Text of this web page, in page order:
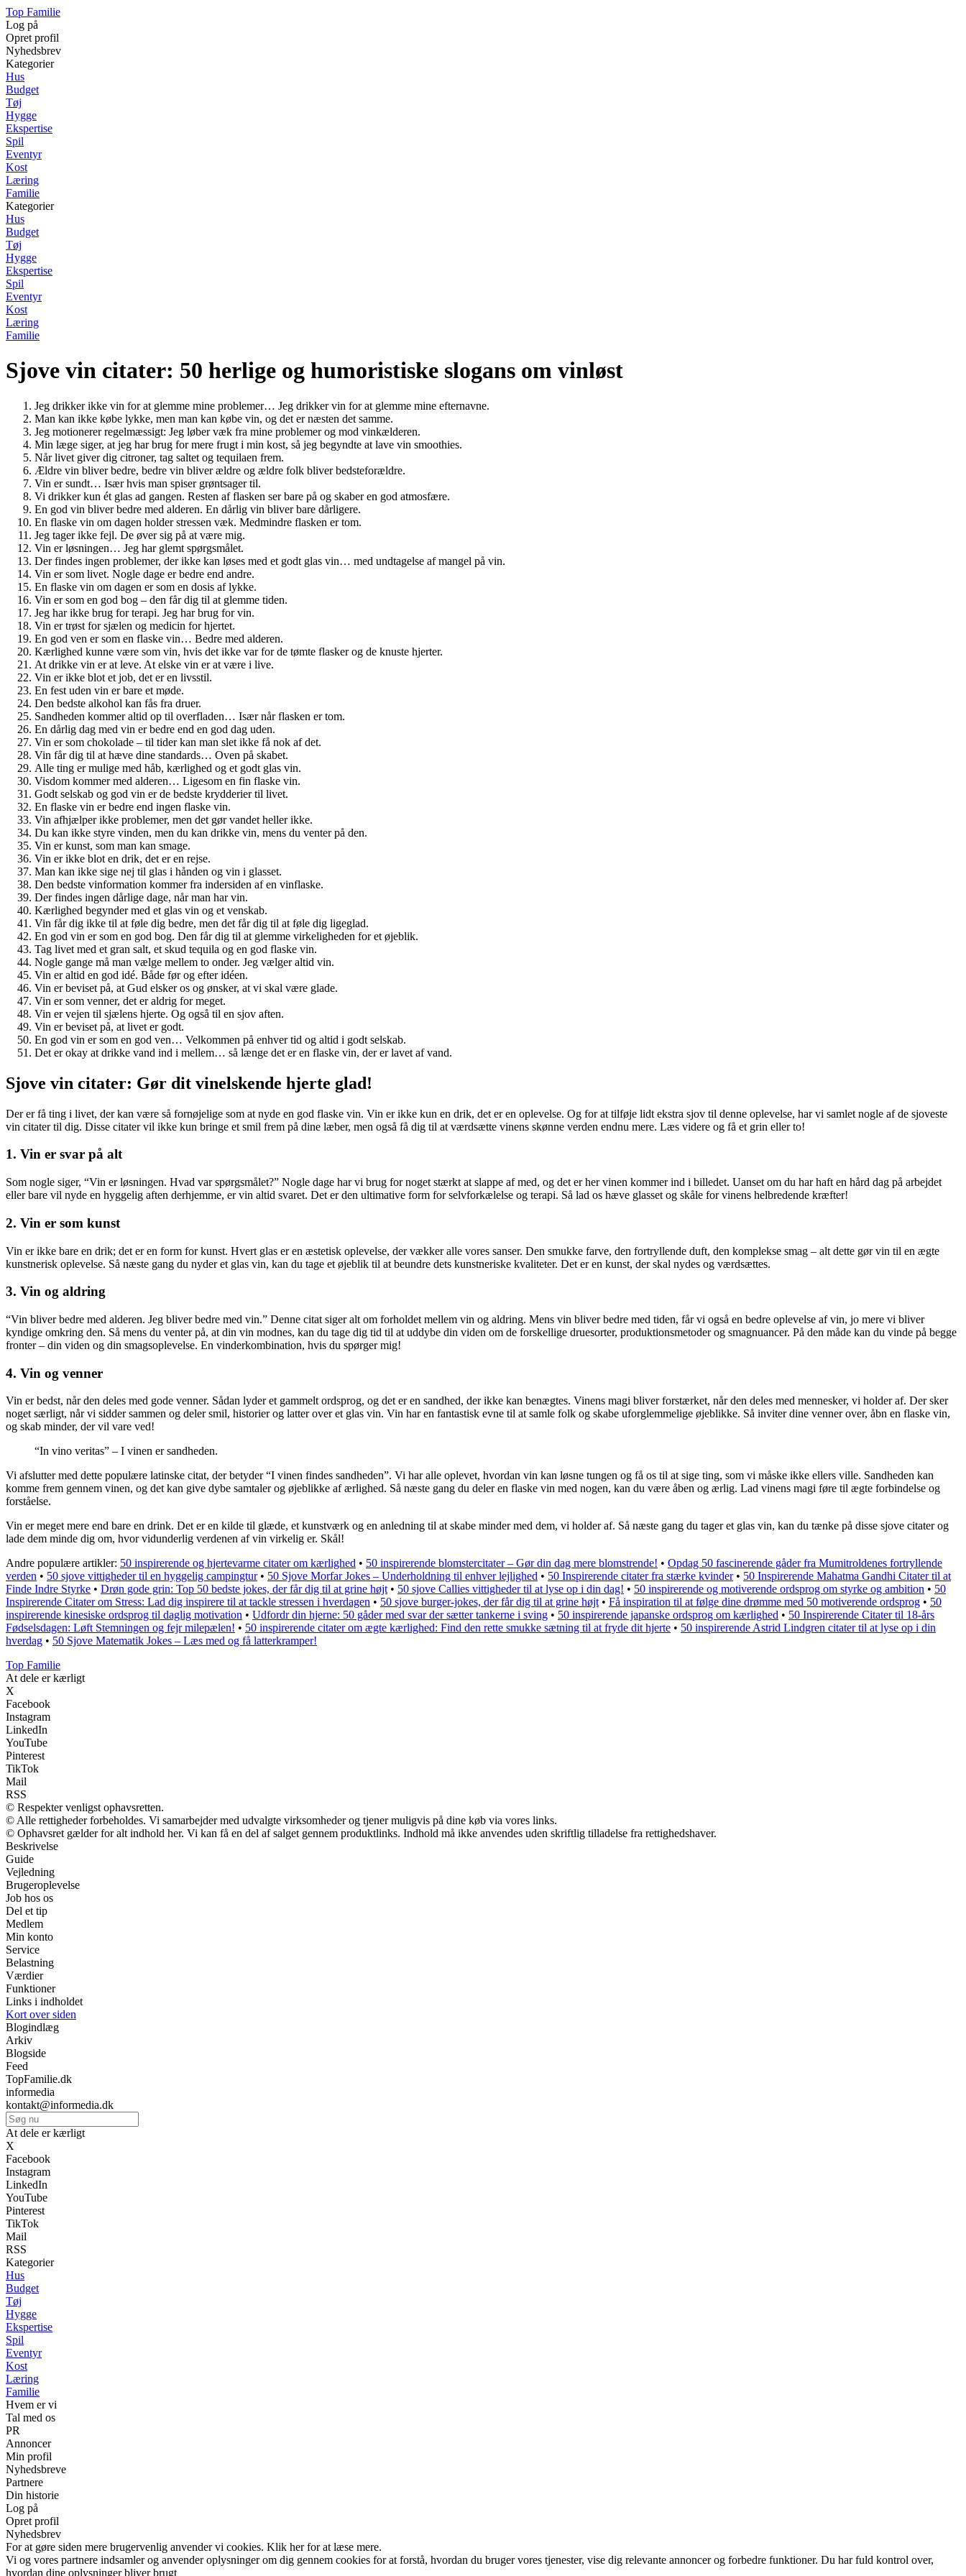
Top Familie
Log på
Opret profil
Nyhedsbrev
Kategorier
Hus
Budget
Tøj
Hygge
Ekspertise
Spil
Eventyr
Kost
Læring
Familie
Kategorier
Hus
Budget
Tøj
Hygge
Ekspertise
Spil
Eventyr
Kost
Læring
Familie
Sjove vin citater: 50 herlige og humoristiske slogans om vinløst
Jeg drikker ikke vin for at glemme mine problemer… Jeg drikker vin for at glemme mine efternavne.
Man kan ikke købe lykke, men man kan købe vin, og det er næsten det samme.
Jeg motionerer regelmæssigt: Jeg løber væk fra mine problemer og mod vinkælderen.
Min læge siger, at jeg har brug for mere frugt i min kost, så jeg begyndte at lave vin smoothies.
Når livet giver dig citroner, tag saltet og tequilaen frem.
Ældre vin bliver bedre, bedre vin bliver ældre og ældre folk bliver bedsteforældre.
Vin er sundt… Især hvis man spiser grøntsager til.
Vi drikker kun ét glas ad gangen. Resten af flasken ser bare på og skaber en god atmosfære.
En god vin bliver bedre med alderen. En dårlig vin bliver bare dårligere.
En flaske vin om dagen holder stressen væk. Medmindre flasken er tom.
Jeg tager ikke fejl. De øver sig på at være mig.
Vin er løsningen… Jeg har glemt spørgsmålet.
Der findes ingen problemer, der ikke kan løses med et godt glas vin… med undtagelse af mangel på vin.
Vin er som livet. Nogle dage er bedre end andre.
En flaske vin om dagen er som en dosis af lykke.
Vin er som en god bog – den får dig til at glemme tiden.
Jeg har ikke brug for terapi. Jeg har brug for vin.
Vin er trøst for sjælen og medicin for hjertet.
En god ven er som en flaske vin… Bedre med alderen.
Kærlighed kunne være som vin, hvis det ikke var for de tømte flasker og de knuste hjerter.
At drikke vin er at leve. At elske vin er at være i live.
Vin er ikke blot et job, det er en livsstil.
En fest uden vin er bare et møde.
Den bedste alkohol kan fås fra druer.
Sandheden kommer altid op til overfladen… Især når flasken er tom.
En dårlig dag med vin er bedre end en god dag uden.
Vin er som chokolade – til tider kan man slet ikke få nok af det.
Vin får dig til at hæve dine standards… Oven på skabet.
Alle ting er mulige med håb, kærlighed og et godt glas vin.
Visdom kommer med alderen… Ligesom en fin flaske vin.
Godt selskab og god vin er de bedste krydderier til livet.
En flaske vin er bedre end ingen flaske vin.
Vin afhjælper ikke problemer, men det gør vandet heller ikke.
Du kan ikke styre vinden, men du kan drikke vin, mens du venter på den.
Vin er kunst, som man kan smage.
Vin er ikke blot en drik, det er en rejse.
Man kan ikke sige nej til glas i hånden og vin i glasset.
Den bedste vinformation kommer fra indersiden af en vinflaske.
Der findes ingen dårlige dage, når man har vin.
Kærlighed begynder med et glas vin og et venskab.
Vin får dig ikke til at føle dig bedre, men det får dig til at føle dig ligeglad.
En god vin er som en god bog. Den får dig til at glemme virkeligheden for et øjeblik.
Tag livet med et gran salt, et skud tequila og en god flaske vin.
Nogle gange må man vælge mellem to onder. Jeg vælger altid vin.
Vin er altid en god idé. Både før og efter idéen.
Vin er beviset på, at Gud elsker os og ønsker, at vi skal være glade.
Vin er som venner, det er aldrig for meget.
Vin er vejen til sjælens hjerte. Og også til en sjov aften.
Vin er beviset på, at livet er godt.
En god vin er som en god ven… Velkommen på enhver tid og altid i godt selskab.
Det er okay at drikke vand ind i mellem… så længe det er en flaske vin, der er lavet af vand.
Sjove vin citater: Gør dit vinelskende hjerte glad!
Der er få ting i livet, der kan være så fornøjelige som at nyde en god flaske vin. Vin er ikke kun en drik, det er en oplevelse. Og for at tilføje lidt ekstra sjov til denne oplevelse, har vi samlet nogle af de sjoveste
vin citater til dig. Disse citater vil ikke kun bringe et smil frem på dine læber, men også få dig til at værdsætte vinens skønne verden endnu mere. Læs videre og få et grin eller to!
1. Vin er svar på alt
Som nogle siger, “Vin er løsningen. Hvad var spørgsmålet?” Nogle dage har vi brug for noget stærkt at slappe af med, og det er her vinen kommer ind i billedet. Uanset om du har haft en hård dag på arbejdet
eller bare vil nyde en hyggelig aften derhjemme, er vin altid svaret. Det er den ultimative form for selvforkælelse og terapi. Så lad os hæve glasset og skåle for vinens helbredende kræfter!
2. Vin er som kunst
Vin er ikke bare en drik; det er en form for kunst. Hvert glas er en æstetisk oplevelse, der vækker alle vores sanser. Den smukke farve, den fortryllende duft, den komplekse smag – alt dette gør vin til en ægte
kunstnerisk oplevelse. Så næste gang du nyder et glas vin, kan du tage et øjeblik til at beundre dets kunstneriske kvaliteter. Det er en kunst, der skal nydes og værdsættes.
3. Vin og aldring
“Vin bliver bedre med alderen. Jeg bliver bedre med vin.” Denne citat siger alt om forholdet mellem vin og aldring. Mens vin bliver bedre med tiden, får vi også en bedre oplevelse af vin, jo mere vi bliver
kyndige omkring den. Så mens du venter på, at din vin modnes, kan du tage dig tid til at uddybe din viden om de forskellige druesorter, produktionsmetoder og smagnuancer. På den måde kan du vinde på begge
fronter – din viden og din smagsoplevelse. En vinderkombination, hvis du spørger mig!
4. Vin og venner
Vin er bedst, når den deles med gode venner. Sådan lyder et gammelt ordsprog, og det er en sandhed, der ikke kan benægtes. Vinens magi bliver forstærket, når den deles med mennesker, vi holder af. Der sker
noget særligt, når vi sidder sammen og deler smil, historier og latter over et glas vin. Vin har en fantastisk evne til at samle folk og skabe uforglemmelige øjeblikke. Så inviter dine venner over, åbn en flaske vin,
og skab minder, der vil vare ved!
“In vino veritas” – I vinen er sandheden.
Vi afslutter med dette populære latinske citat, der betyder “I vinen findes sandheden”. Vi har alle oplevet, hvordan vin kan løsne tungen og få os til at sige ting, som vi måske ikke ellers ville. Sandheden kan
komme frem gennem vinen, og det kan give dybe samtaler og øjeblikke af ærlighed. Så næste gang du deler en flaske vin med nogen, kan du være åben og ærlig. Lad vinens magi føre til ægte forbindelse og
forståelse.
Vin er meget mere end bare en drink. Det er en kilde til glæde, et kunstværk og en anledning til at skabe minder med dem, vi holder af. Så næste gang du tager et glas vin, kan du tænke på disse sjove citater og
lade dem minde dig om, hvor vidunderlig verdenen af vin virkelig er. Skål!
Andre populære artikler: 50 inspirerende og hjertevarme citater om kærlighed • 50 inspirerende blomstercitater – Gør din dag mere blomstrende! • Opdag 50 fascinerende gåder fra Mumitroldenes fortryllende
verden • 50 sjove vittigheder til en hyggelig campingtur• 50 Sjove Morfar Jokes – Underholdning til enhver lejlighed • 50 Inspirerende citater fra stærke kvinder• 50 Inspirerende Mahatma Gandhi Citater til at
Finde Indre Styrke • Drøn gode grin: Top 50 bedste jokes, der får dig til at grine højt• 50 sjove Callies vittigheder til at lyse op i din dag! • 50 inspirerende og motiverende ordsprog om styrke og ambition • 50
Inspirerende Citater om Stress: Lad dig inspirere til at tackle stressen i hverdagen • 50 sjove burger-jokes, der får dig til at grine højt• Få inspiration til at følge dine drømme med 50 motiverende ordsprog • 50
inspirerende kinesiske ordsprog til daglig motivation • Udfordr din hjerne: 50 gåder med svar der sætter tankerne i sving • 50 inspirerende japanske ordsprog om kærlighed • 50 Inspirerende Citater til 18-års
Fødselsdagen: Løft Stemningen og fejr milepælen! • 50 inspirerende citater om ægte kærlighed: Find den rette smukke sætning til at fryde dit hjerte • 50 inspirerende Astrid Lindgren citater til at lyse op i din
hverdag • 50 Sjove Matematik Jokes – Læs med og få latterkramper!
Top Familie
At dele er kærligt
X
Facebook
Instagram
LinkedIn
YouTube
Pinterest
TikTok
Mail
RSS
© Respekter venligst ophavsretten.
© Alle rettigheder forbeholdes. Vi samarbejder med udvalgte virksomheder og tjener muligvis på dine køb via vores links.
© Ophavsret gælder for alt indhold her. Vi kan få en del af salget gennem produktlinks. Indhold må ikke anvendes uden skriftlig tilladelse fra rettighedshaver.
Beskrivelse
Guide
Vejledning
Brugeroplevelse
Job hos os
Del et tip
Medlem
Min konto
Service
Belastning
Værdier
Funktioner
Links i indholdet
Kort over siden
Blogindlæg
Arkiv
Blogside
Feed
TopFamilie.dk
informedia
kontakt@informedia.dk
At dele er kærligt
X
Facebook
Instagram
LinkedIn
YouTube
Pinterest
TikTok
Mail
RSS
Kategorier
Hus
Budget
Tøj
Hygge
Ekspertise
Spil
Eventyr
Kost
Læring
Familie
Hvem er vi
Tal med os
PR
Annoncer
Min profil
Nyhedsbreve
Partnere
Din historie
Log på
Opret profil
Nyhedsbrev
For at gøre siden mere brugervenlig anvender vi cookies. Klik her for at læse mere.
Vi og vores partnere indsamler og anvender oplysninger om dig gennem cookies for at forstå, hvordan du bruger vores tjenester, vise dig relevante annoncer og forbedre funktioner. Du har fuld kontrol over,
hvordan dine oplysninger bliver brugt